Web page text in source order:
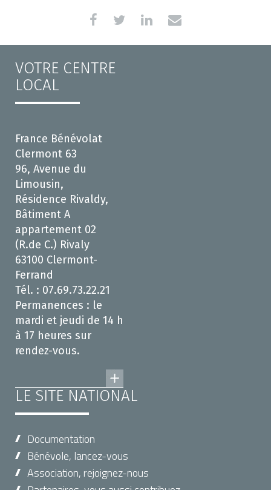
VOTRE CENTRE
LOCAL
France Bénévolat
Clermont 63
96, Avenue du
Limousin,
Résidence Rivaldy,
Bâtiment A
appartement 02
(R.de C.) Rivaly
63100 Clermont-
Ferrand
Tél. : 07.69.73.22.21
Permanences : le
mardi et jeudi de 14 h
à 17 heures sur
rendez-vous.
LE SITE NATIONAL
Documentation
Bénévole, lancez-vous
Association, rejoignez-nous